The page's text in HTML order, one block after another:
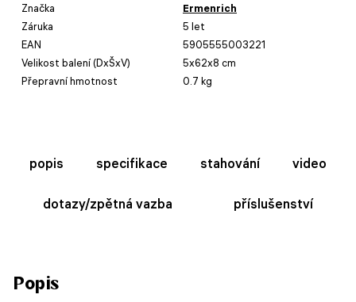
Značka
Ermenrich
Záruka
5 let
EAN
5905555003221
Velikost balení (DxŠxV)
5x62x8 cm
Přepravní hmotnost
0.7 kg
popis specifikace stahování video
dotazy/zpětná vazba příslušenství
Popis